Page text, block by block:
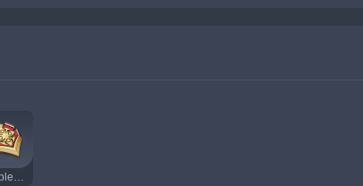
Emblema del tenente